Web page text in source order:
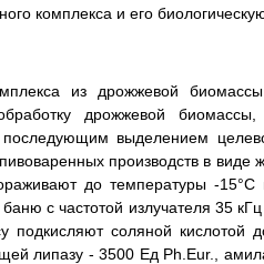
комплекса и его
из дрожжевой биомассы
дрожжевой
выделением
производств в
до температуры -
с частотой излучателя 35
подкисляют соляной
липазу - 3500 Ед Ph.Eur.,